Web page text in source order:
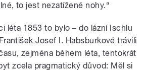
to jest nezatížené nohy.“
léta 1853 to bylo – do lázní Ischlu
Josef I. Habsburkové trávili
zejména během léta, tentokrát
zcela pragmatický důvod: Měl si